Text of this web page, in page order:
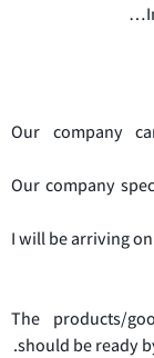
Our company
Our company
I will be arriving
The products/
should be ready